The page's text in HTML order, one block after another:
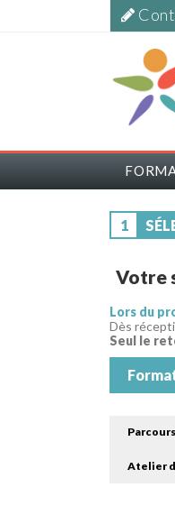
1
Votre
Lors du
Dès
Seul le
Atelier